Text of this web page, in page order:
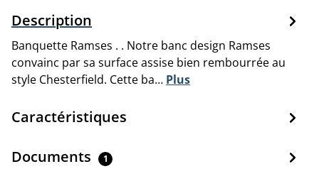
Description
Banquette Ramses . . Notre banc design Ramses
convainc par sa surface assise bien rembourrée au
style Chesterfield. Cette ba… Plus
Caractéristiques
Documents 1